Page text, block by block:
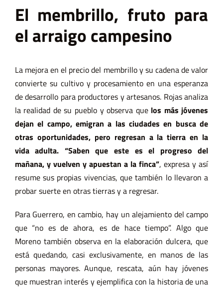
El membrillo, fruto para
el arraigo campesino
La mejora en el precio del membrillo y su cadena de valor
convierte su cultivo y procesamiento en una esperanza
de desarrollo para productores y artesanos. Rojas analiza
la realidad de su pueblo y observa que los más jóvenes
dejan el campo, emigran a las ciudades en busca de
otras oportunidades, pero regresan a la tierra en la
vida adulta. “Saben que este es el progreso del
mañana, y vuelven y apuestan a la finca”, expresa y así
resume sus propias vivencias, que también lo llevaron a
probar suerte en otras tierras y a regresar.
Para Guerrero, en cambio, hay un alejamiento del campo
que “no es de ahora, es de hace tiempo”. Algo que
Moreno también observa en la elaboración dulcera, que
está quedando, casi exclusivamente, en manos de las
personas mayores. Aunque, rescata, aún hay jóvenes
que muestran interés y ejemplifica con la historia de una